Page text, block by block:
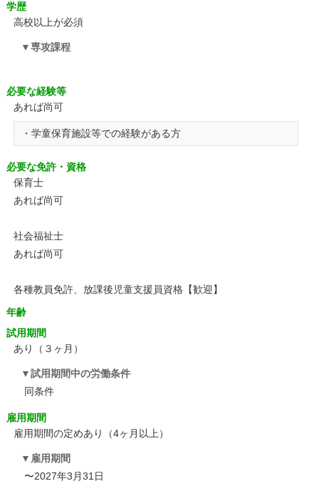
学歴
高校以上が必須
専攻課程
必要な経験等
あれば尚可
・学童保育施設等での経験がある方
必要な免許・資格
保育士
あれば尚可
社会福祉士
あれば尚可
各種教員免許、放課後児童支援員資格【歓迎】
年齢
試用期間
あり（３ヶ月）
試用期間中の労働条件
同条件
雇用期間
雇用期間の定めあり（4ヶ月以上）
雇用期間
〜2027年3月31日